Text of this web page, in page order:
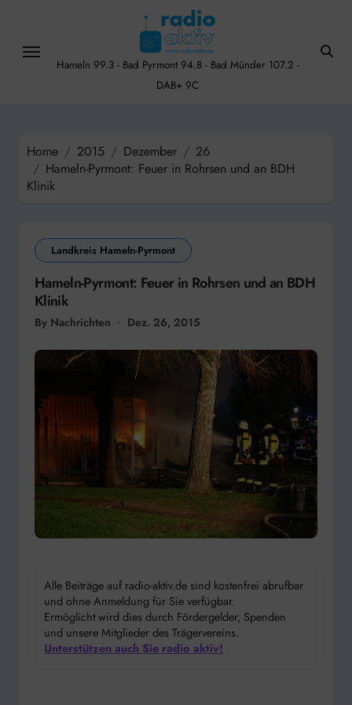
content
Hameln 99.3 - Bad Pyrmont 94.8 - Bad Münder 107.2 -
DAB+ 9C
Home 2015 Dezember
26
Hameln-Pyrmont: Feuer in Rohrsen und an BDH
Klinik
Landkreis Hameln-Pyrmont
Hameln-Pyrmont: Feuer in Rohrsen und an BDH
Klinik
By Nachrichten Dez. 26, 2015
Alle Beiträge auf radio-aktiv.de sind kostenfrei abrufbar
und ohne Anmeldung für Sie verfügbar.
Ermöglicht wird dies durch Fördergelder, Spenden
und unsere Mitglieder des Trägervereins.
Unterstützen auch Sie radio aktiv!